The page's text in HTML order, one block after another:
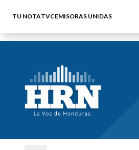
TU NOTATVCEMISORAS UNIDAS